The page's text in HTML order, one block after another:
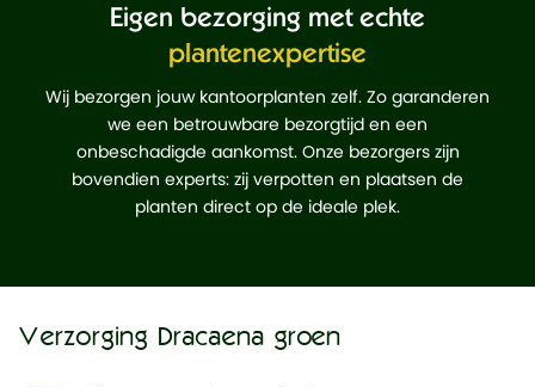
Eigen bezorging met echte
plantenexpertise
Wij bezorgen jouw kantoorplanten zelf. Zo garanderen
we een betrouwbare bezorgtijd en een
onbeschadigde aankomst. Onze bezorgers zijn
bovendien experts: zij verpotten en plaatsen de
planten direct op de ideale plek.
Verzorging Dracaena groen